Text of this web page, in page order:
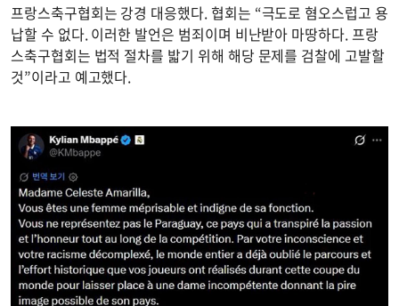
프랑스축구협회는 강경 대응했다. 협회는 “극도로 혐오스럽고 용
납할 수 없다. 이러한 발언은 범죄이며 비난받아 마땅하다. 프랑
스축구협회는 법적 절차를 밟기 위해 해당 문제를 검찰에 고발할
것”이라고 예고했다.